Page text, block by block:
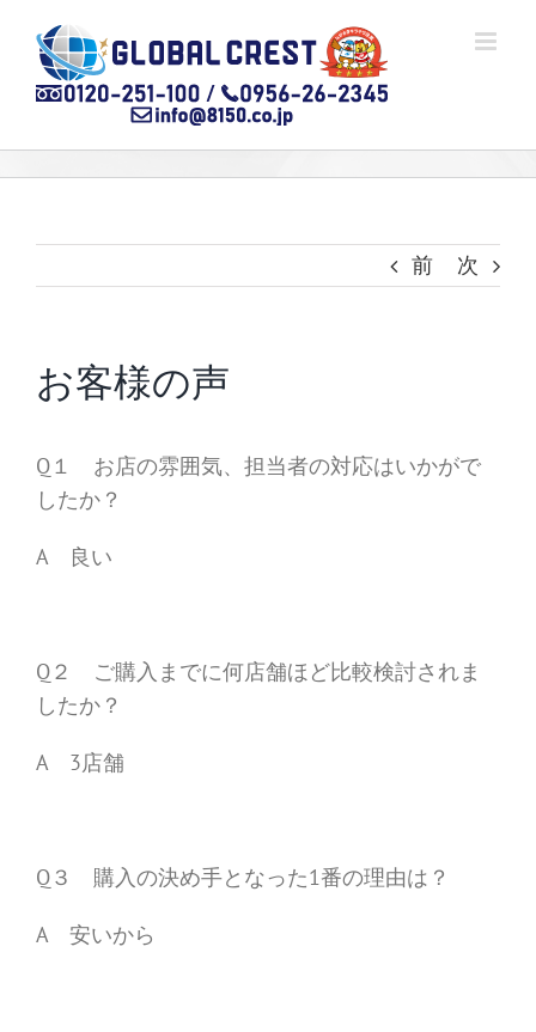
content
前 次
お客様の声
Q１ お店の雰囲気、担当者の対応はいかがで
したか？
A 良い
Q２ ご購入までに何店舗ほど比較検討されま
したか？
A 3店舗
Q３ 購入の決め手となった1番の理由は？
A 安いから